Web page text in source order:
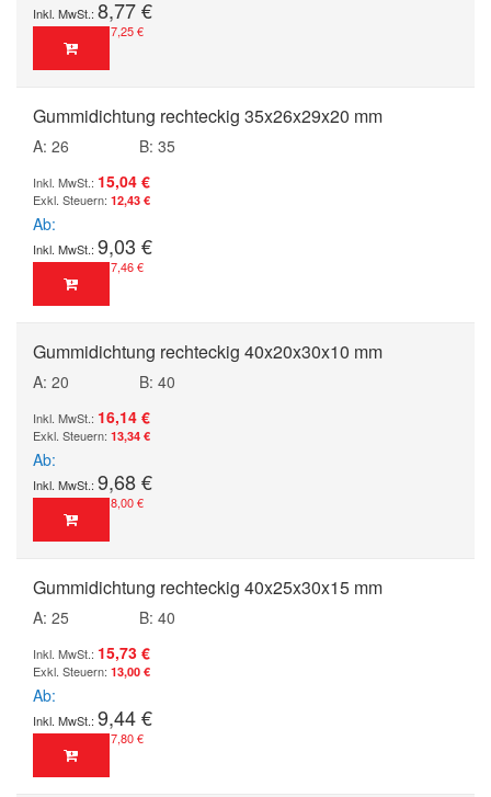
8,77 €
7,25 €
Gummidichtung rechteckig 35x26x29x20 mm
A: 26
B: 35
15,04 €
12,43 €
Ab
9,03 €
7,46 €
Gummidichtung rechteckig 40x20x30x10 mm
A: 20
B: 40
16,14 €
13,34 €
Ab
9,68 €
8,00 €
Gummidichtung rechteckig 40x25x30x15 mm
A: 25
B: 40
15,73 €
13,00 €
Ab
9,44 €
7,80 €